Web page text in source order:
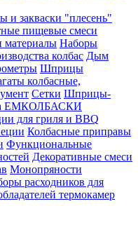
и закваски "плесень"
пищевые смеси
материалы Наборы
колбас Дым
Шприцы
колбасные,
Сетки Шприцы-
ЕМКОЛБАСКИ
для гриля и BBQ
Колбасные приправы
Функциональные
Декоративные смеси
Монопряности
расходников для
термокамер